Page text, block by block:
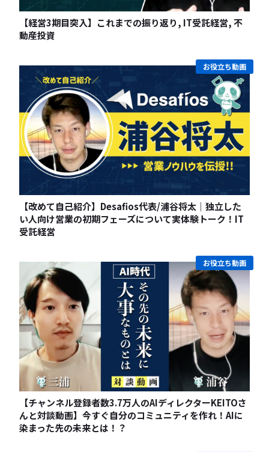
【経営3期目突入】これまでの振り返り, IT受託経営, 不
動産投資
お役立ち動画
【改めて自己紹介】Desafios代表/浦谷将太｜独立した
い人向け営業の初期フェーズについて実体験トーク！IT
受託経営
お役立ち動画
【チャンネル登録者数3.7万人のAIディレクターKEITOさ
んと対談動画】今すぐ自分のコミュニティを作れ！AIに
染まった先の未来とは！？